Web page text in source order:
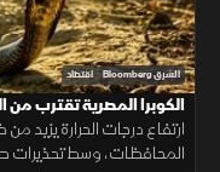
الشرق Bloomberg اقتصاد
الكوبرا المصرية تقترب من
ارتفاع درجات الحرارة يزيد
المحافظات، وسط تحذيرات